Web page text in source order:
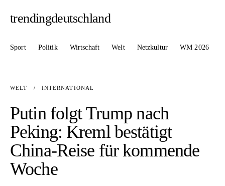
trendingdeutschland
Sport Politik Wirtschaft Welt Netzkultur WM 2026
WELT / INTERNATIONAL
Putin folgt Trump nach
Peking: Kreml bestätigt
China-Reise für kommende
Woche